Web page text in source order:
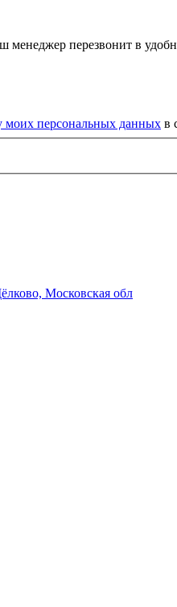
менеджер перезвонит в
моих персональных данных в
Московская обл